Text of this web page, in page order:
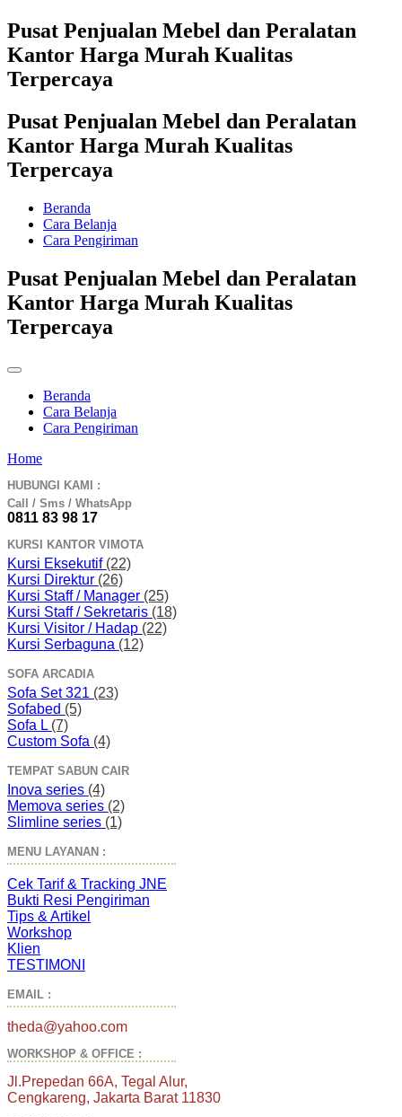
Pusat Penjualan Mebel dan Peralatan
Kantor Harga Murah Kualitas
Terpercaya
Pusat Penjualan Mebel dan Peralatan
Kantor Harga Murah Kualitas
Terpercaya
Beranda
Cara Belanja
Cara Pengiriman
Pusat Penjualan Mebel dan Peralatan
Kantor Harga Murah Kualitas
Terpercaya
Beranda
Cara Belanja
Cara Pengiriman
Home
HUBUNGI KAMI :
Call / Sms / WhatsApp
0811 83 98 17
KURSI KANTOR VIMOTA
Kursi Eksekutif (22)
Kursi Direktur (26)
Kursi Staff / Manager (25)
Kursi Staff / Sekretaris (18)
Kursi Visitor / Hadap (22)
Kursi Serbaguna (12)
SOFA ARCADIA
Sofa Set 321 (23)
Sofabed (5)
Sofa L (7)
Custom Sofa (4)
TEMPAT SABUN CAIR
Inova series (4)
Memova series (2)
Slimline series (1)
MENU LAYANAN :
Cek Tarif & Tracking JNE
Bukti Resi Pengiriman
Tips & Artikel
Workshop
Klien
TESTIMONI
EMAIL :
theda@yahoo.com
WORKSHOP & OFFICE :
Jl.Prepedan 66A, Tegal Alur,
Cengkareng, Jakarta Barat 11830